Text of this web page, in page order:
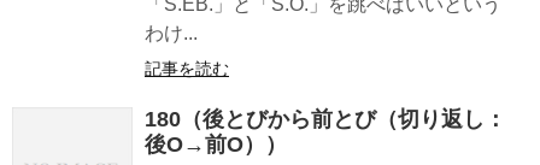
わけ...
記事を読む
180（後とびから前とび（切り返し：
後O→前O））